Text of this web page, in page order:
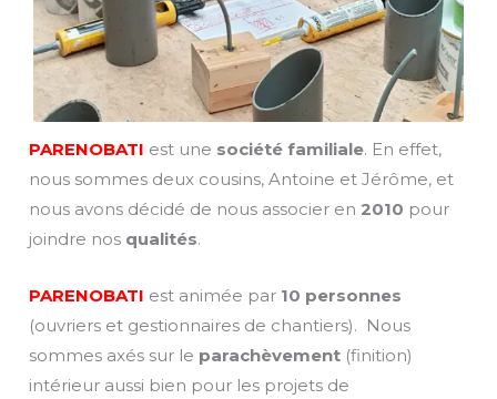
PARENOBATI est une société familiale. En effet,
nous sommes deux cousins, Antoine et Jérôme, et
nous avons décidé de nous associer en 2010 pour
joindre nos qualités.
PARENOBATI est animée par 10 personnes
(ouvriers et gestionnaires de chantiers). Nous
sommes axés sur le parachèvement (finition)
intérieur aussi bien pour les projets de